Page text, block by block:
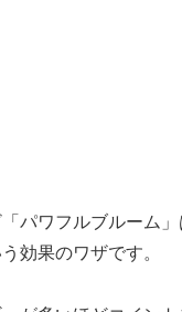
パワフルブルーム
効果のワザです。